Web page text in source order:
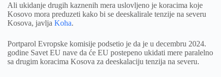
Ali ukidanje drugih kaznenih mera uslovljeno je koracima koje
Kosovo mora preduzeti kako bi se deeskalirale tenzije na severu
Kosova, javlja Koha.
Portparol Evropske komisije podsetio je da je u decembru 2024.
godine Savet EU nave da će EU postepeno ukidati mere paralelno
sa drugim koracima Kosova za deeskalaciju tenzija na severu.